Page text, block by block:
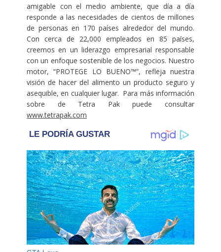
amigable con el medio ambiente, que día a día
responde a las necesidades de cientos de millones
de personas en 170 países alrededor del mundo.
Con cerca de 22,000 empleados en 85 países,
creemos en un liderazgo empresarial responsable
con un enfoque sostenible de los negocios. Nuestro
motor, “PROTEGE LO BUENO™”, refleja nuestra
visión de hacer del alimento un producto seguro y
asequible, en cualquier lugar. Para más información
sobre de Tetra Pak puede consultar
www.tetrapak.com